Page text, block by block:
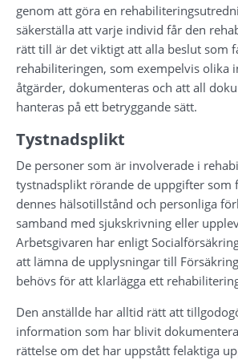
genom att göra en
säkerställa att varje individ får den
rätt till är det viktigt att alla beslut som
rehabiliteringen, som exempelvis olika
åtgärder, dokumenteras och att all
hanteras på ett betryggande sätt.
Tystnadsplikt
De personer som är involverade i
tystnadsplikt rörande de uppgifter som
dennes hälsotillstånd och personliga
samband med sjukskrivning eller
Arbetsgivaren har enligt
att lämna de upplysningar till
behövs för att klarlägga ett
Den anställde har alltid rätt att
information som har blivit
rättelse om det har uppstått felaktiga